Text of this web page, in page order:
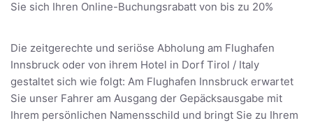
Sie sich Ihren Online-Buchungsrabatt von bis zu 20%
Die zeitgerechte und seriöse Abholung am Flughafen
Innsbruck oder von ihrem Hotel in Dorf Tirol / Italy
gestaltet sich wie folgt: Am Flughafen Innsbruck erwartet
Sie unser Fahrer am Ausgang der Gepäcksausgabe mit
Ihrem persönlichen Namensschild und bringt Sie zu Ihrem